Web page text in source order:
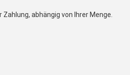
abhängig von Ihrer Menge.